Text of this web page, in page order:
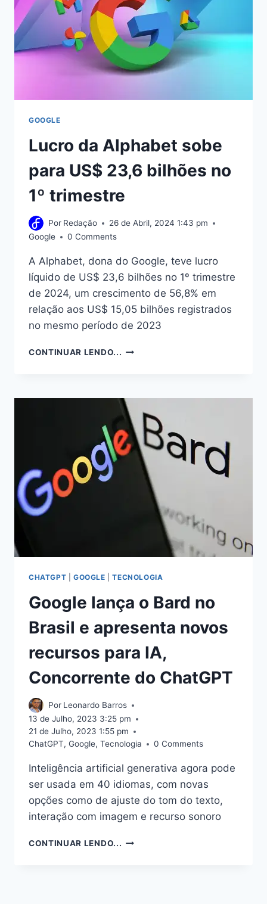
GOOGLE
Lucro da Alphabet sobe
para US$ 23,6 bilhões no
1º trimestre
Por Redação
26 de Abril, 2024 1:43 pm
Google
0 Comments
A Alphabet, dona do Google, teve lucro
líquido de US$ 23,6 bilhões no 1º trimestre
de 2024, um crescimento de 56,8% em
relação aos US$ 15,05 bilhões registrados
no mesmo período de 2023
CONTINUAR LENDO... LUCRO
PARA
US$
23,6
BILHÕES
NO
TRIMESTRE
CHATGPT GOOGLE |TECNOLOGIA
Google lança o Bard no
Brasil e apresenta novos
recursos para IA,
Concorrente do ChatGPT
Por Leonardo Barros
13 de Julho, 2023 3:25 pm
21 de Julho, 2023 1:55 pm
ChatGPT, Google, Tecnologia 0 Comments
Inteligência artificial generativa agora pode
ser usada em 40 idiomas, com novas
opções como de ajuste do tom do texto,
interação com imagem e recurso sonoro
CONTINUAR LENDO... GOOGLE